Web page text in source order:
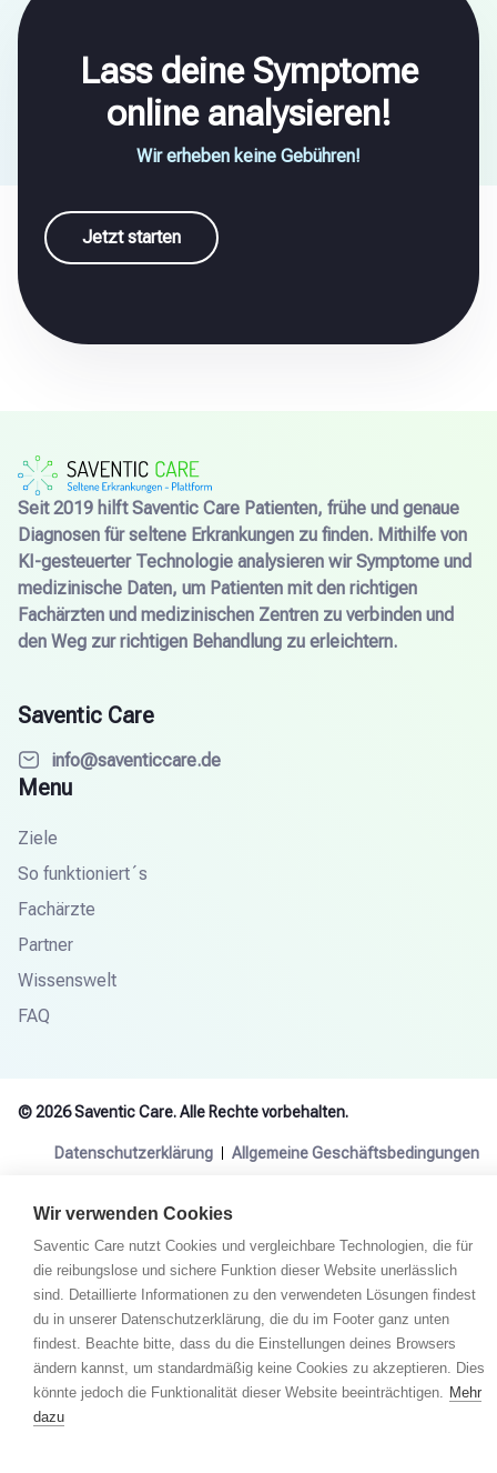
Lass deine Symptome
online analysieren!
Wir erheben keine Gebühren!
Jetzt starten
Seit 2019 hilft Saventic Care Patienten, frühe und genaue
Diagnosen für seltene Erkrankungen zu finden. Mithilfe von
KI-gesteuerter Technologie analysieren wir Symptome und
medizinische Daten, um Patienten mit den richtigen
Fachärzten und medizinischen Zentren zu verbinden und
den Weg zur richtigen Behandlung zu erleichtern.
Saventic Care
info@saventiccare.de
Menu
Ziele
So funktioniert´s
Fachärzte
Partner
Wissenswelt
FAQ
© 2026 Saventic Care. Alle Rechte vorbehalten.
Datenschutzerklärung Allgemeine Geschäftsbedingungen
Wir verwenden Cookies
Saventic Care nutzt Cookies und vergleichbare Technologien, die für
die reibungslose und sichere Funktion dieser Website unerlässlich
sind. Detaillierte Informationen zu den verwendeten Lösungen findest
du in unserer Datenschutzerklärung, die du im Footer ganz unten
findest. Beachte bitte, dass du die Einstellungen deines Browsers
ändern kannst, um standardmäßig keine Cookies zu akzeptieren. Dies
könnte jedoch die Funktionalität dieser Website beeinträchtigen. Mehr
dazu